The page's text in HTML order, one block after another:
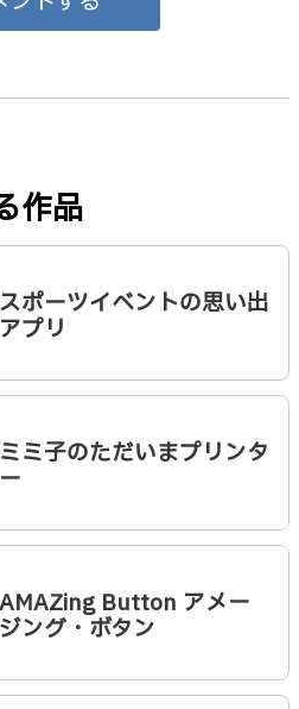
作品
スポーツイベントの思い出
アプリ
ミミ子のただいまプリンタ
ー
AMAZing Button アメー
ジング・ボタン